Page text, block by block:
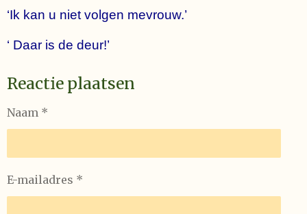
‘Ik kan u niet volgen mevrouw.’
‘ Daar is de deur!’
Reactie plaatsen
Naam *
E-mailadres *